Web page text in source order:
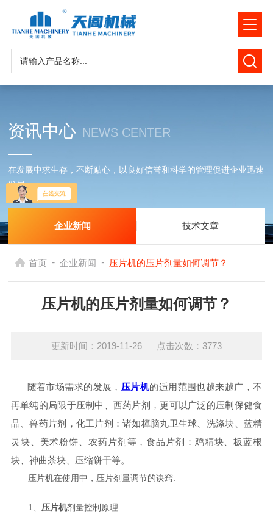
资讯中心 NEWS CENTER
在发展中求生存，不断贴心，以良好信誉和科学的管理促进企业迅速
发展
企业新闻 技术文章
首页 - 企业新闻 - 压片机的压片剂量如何调节？
压片机的压片剂量如何调节？
更新时间：2019-11-26 点击次数：3773
随着市场需求的发展， 压片机的适用范围也越来越广，不
再单纯的局限于压制中、西药片剂，更可以广泛的压制保健食
品、兽药片剂，化工片剂：诸如樟脑丸卫生球、洗涤块、蓝精
灵块、美术粉饼、农药片剂等，食品片剂：鸡精块、板蓝根
块、神曲茶块、压缩饼干等。
压片机在使用中，压片剂量调节的诀窍:
1、 压片机剂量控制原理